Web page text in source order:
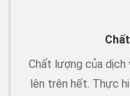
Chất lượng của
lên trên hết. Thực